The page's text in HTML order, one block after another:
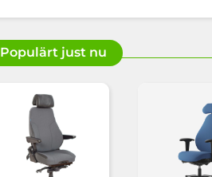
Populärt just nu